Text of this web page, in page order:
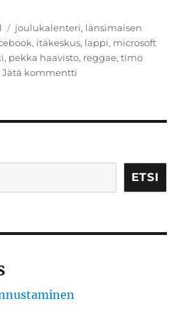
Kategoriat
joulukalenteri, länsimaisen
, itäkeskus, lappi, microsoft
, pekka haavisto, reggae,timo
Jätä kommentti
syvin
ETSI